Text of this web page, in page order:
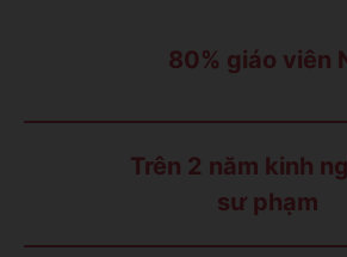
80% giáo viên
Trên 2 năm kinh
sư phạm